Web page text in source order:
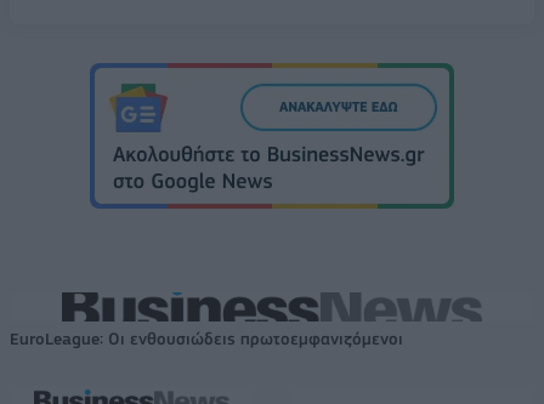
EuroLeague: Οι ενθουσιώδεις πρωτοεμφανιζόμενοι